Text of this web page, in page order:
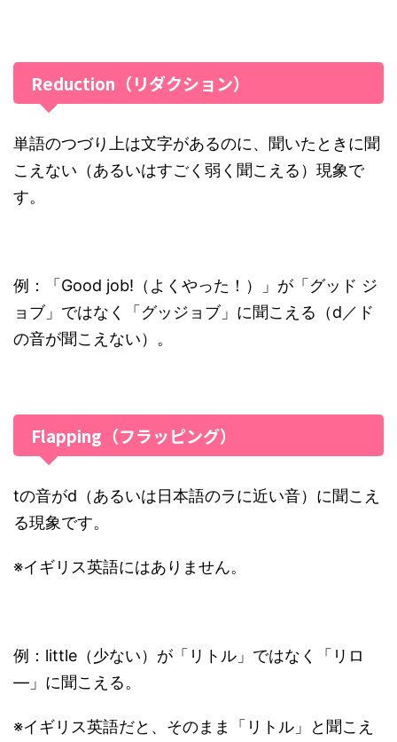
Reduction（リダクション）
単語のつづり上は文字があるのに、聞いたときに聞
こえない（あるいはすごく弱く聞こえる）現象で
す。
例：「Good job!（よくやった！）」が「グッド ジ
ョブ」ではなく「グッジョブ」に聞こえる（d／ド
の音が聞こえない）。
Flapping（フラッピング）
tの音がd（あるいは日本語のラに近い音）に聞こえ
る現象です。
※イギリス英語にはありません。
例：little（少ない）が「リトル」ではなく「リロ
―」に聞こえる。
※イギリス英語だと、そのまま「リトル」と聞こえ